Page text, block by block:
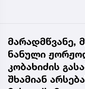
მარადმწვანე,
ნანული
კობახიძის
შხამიან